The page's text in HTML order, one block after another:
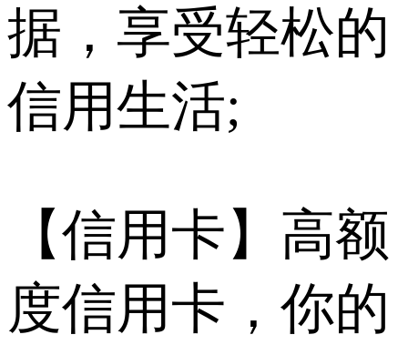
据，享受轻松的
信用生活;
【信用卡】高额
度信用卡，你的